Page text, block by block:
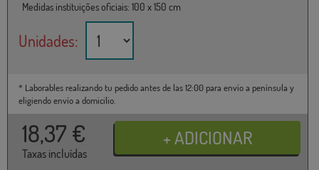
Medidas instituições oficiais: 100 x 150 cm
Unidades:
* Laborables realizando tu pedido antes de las 12:00 para envío a península y
eligiendo envío a domicilio.
18,37 €
Taxas incluídas